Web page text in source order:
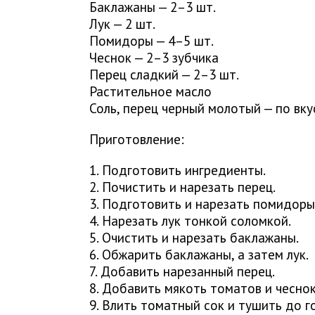
Баклажаны — 2–3 шт.
Лук — 2 шт.
Помидоры — 4–5 шт.
Чеснок — 2–3 зубчика
Перец сладкий — 2–3 шт.
Растительное масло
Соль, перец черный молотый — по
Приготовление:
1. Подготовить ингредиенты.
2. Почистить и нарезать перец.
3. Подготовить и нарезать
4. Нарезать лук тонкой соломкой.
5. Очистить и нарезать баклажаны.
6. Обжарить баклажаны, а затем лук.
7. Добавить нарезанный перец.
8. Добавить мякоть томатов и
9. Влить томатный сок и тушить до